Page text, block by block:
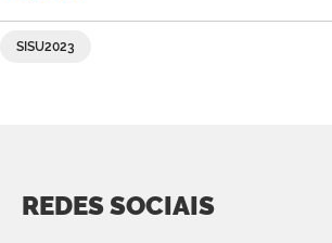
SISU2023
REDES SOCIAIS